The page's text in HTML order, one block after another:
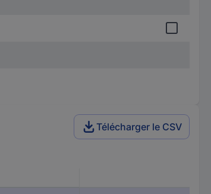
Télécharger le CSV